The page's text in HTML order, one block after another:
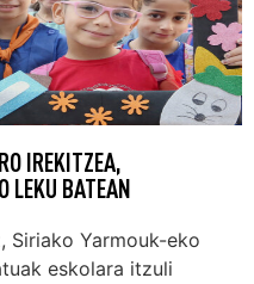
IREKITZEA,
LEKU BATEAN
Siriako Yarmouk-eko
eskolara itzuli